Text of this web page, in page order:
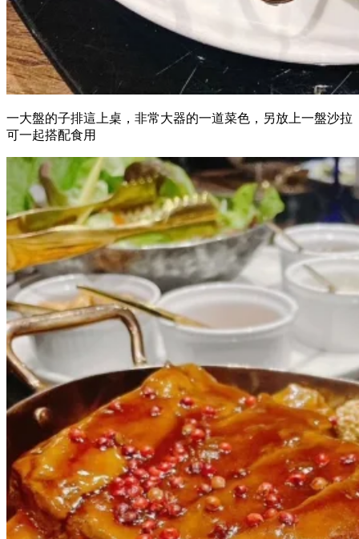
一大盤的子排這上桌，非常大器的一道菜色，另放上一盤沙拉
可一起搭配食用